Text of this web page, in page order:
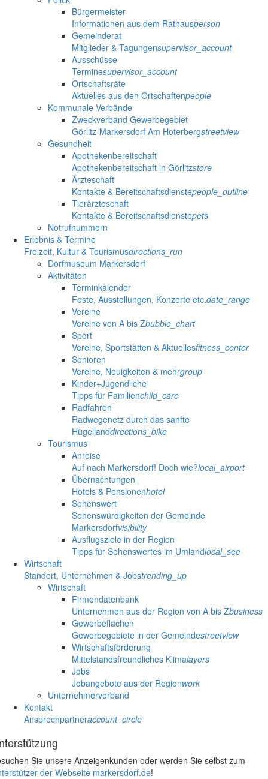
Bürgermeister
Informationen aus dem Rathausperson
Gemeinderat
Mitglieder & Tagungensupervisor_account
Ausschüsse
Terminesupervisor_account
Ortschaftsräte
Aktuelles aus den Ortschaftenpeople
Kommunale Verbände
Zweckverband Gewerbegebiet
Görlitz-Markersdorf Am Hoterbergstreetview
Gesundheit
Apothekenbereitschaft
Apothekenbereitschaft in Görlitzstore
Ärzteschaft
Kontakte & Bereitschaftsdienstepeople_outline
Tierärzteschaft
Kontakte & Bereitschaftsdienstepets
Notrufnummern
Erlebnis & Termine
Freizeit, Kultur & Tourismusdirections_run
Dorfmuseum Markersdorf
Aktivitäten
Terminkalender
Feste, Ausstellungen, Konzerte etc.date_range
Vereine
Vereine von A bis Zbubble_chart
Sport
Vereine, Sportstätten & Aktuellesfitness_center
Senioren
Vereine, Neuigkeiten & mehrgroup
Kinder+Jugendliche
Tipps für Familienchild_care
Radfahren
Radwegenetz durch das sanfte
Hügellanddirections_bike
Tourismus
Anreise
Auf nach Markersdorf! Doch wie?local_airport
Übernachtungen
Hotels & Pensionenhotel
Sehenswert
Sehenswürdigkeiten der Gemeinde
Markersdorfvisibility
Ausflugsziele in der Region
Tipps für Sehenswertes im Umlandlocal_see
Wirtschaft
Standort, Unternehmen & Jobstrending_up
Wirtschaft
Firmendatenbank
Unternehmen aus der Region von A bis Zbusiness
Gewerbeflächen
Gewerbegebiete in der Gemeindestreetview
Wirtschaftsförderung
Mittelstandsfreundliches Klimalayers
Jobs
Jobangebote aus der Regionwork
Unternehmerverband
Kontakt
Ansprechpartneraccount_circle
Sie unsere Anzeigenkunden oder werden Sie selbst zum
der Webseite markersdorf.de!